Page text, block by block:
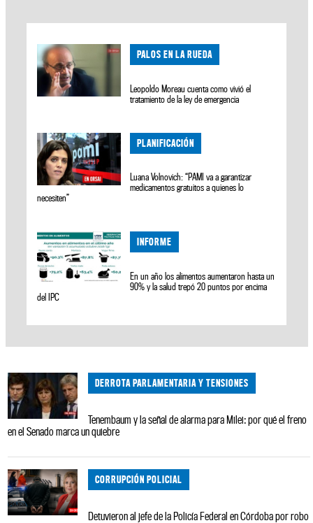
PALOS EN LA RUEDA
Leopoldo Moreau cuenta como vivió el
tratamiento de la ley de emergencia
PLANIFICACIÓN
Luana Volnovich: “PAMI va a garantizar
medicamentos gratuitos a quienes lo
necesiten”
INFORME
En un año los alimentos aumentaron hasta un
90% y la salud trepó 20 puntos por encima
del IPC
DERROTA PARLAMENTARIA Y TENSIONES
Tenembaum y la señal de alarma para Milei: por qué el freno
en el Senado marca un quiebre
CORRUPCIÓN POLICIAL
Detuvieron al jefe de la Policía Federal en Córdoba por robo